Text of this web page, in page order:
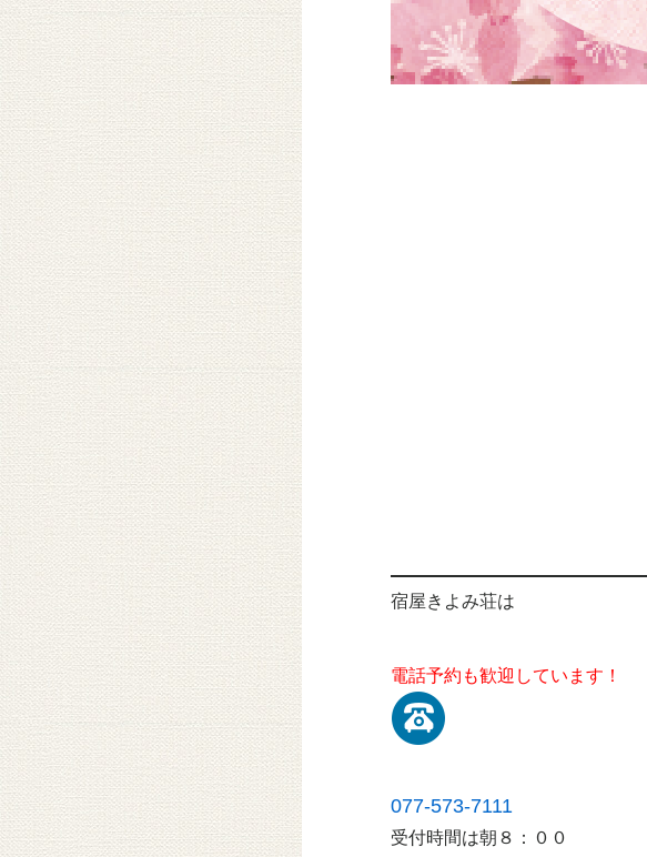
宿屋きよみ荘は
電話予約も歓迎しています！
077-573-7111
受付時間は朝８：００